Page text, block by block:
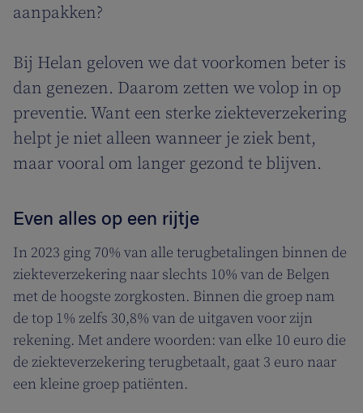
aanpakken?
Bij Helan geloven we dat voorkomen beter is
dan genezen. Daarom zetten we volop in op
preventie. Want een sterke ziekteverzekering
helpt je niet alleen wanneer je ziek bent,
maar vooral om langer gezond te blijven.
Even alles op een rijtje
In 2023 ging 70% van alle terugbetalingen binnen de
ziekteverzekering naar slechts 10% van de Belgen
met de hoogste zorgkosten. Binnen die groep nam
de top 1% zelfs 30,8% van de uitgaven voor zijn
rekening. Met andere woorden: van elke 10 euro die
de ziekteverzekering terugbetaalt, gaat 3 euro naar
een kleine groep patiënten.